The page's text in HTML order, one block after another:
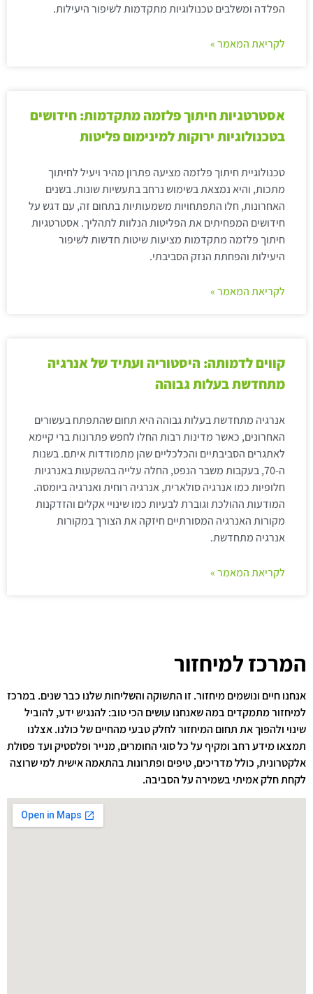
הפלדה ומשלבים טכנולוגיות מתקדמות לשיפור היעילות.
לקריאת המאמר »
אסטרטגיות חיתוך פלזמה מתקדמות: חידושים
בטכנולוגיות ירוקות למינימום פליטות
טכנולוגיית חיתוך פלזמה מציעה פתרון מהיר ויעיל לחיתוך
מתכות, והיא נמצאת בשימוש נרחב בתעשיות שונות. בשנים
האחרונות, חלו התפתחויות משמעותיות בתחום זה, עם דגש על
חידושים המפחיתים את הפליטות הנלוות לתהליך. אסטרטגיות
חיתוך פלזמה מתקדמות מציעות שיטות חדשות לשיפור
היעילות והפחתת הנזק הסביבתי.
לקריאת המאמר »
קווים לדמותה: היסטוריה ועתיד של אנרגיה
מתחדשת בעלות גבוהה
אנרגיה מתחדשת בעלות גבוהה היא תחום שהתפתח בעשורים
האחרונים, כאשר מדינות רבות החלו לחפש פתרונות ברי קיימא
לאתגרים הסביבתיים והכלכליים שהן מתמודדות איתם. בשנות
ה-70, בעקבות משבר הנפט, החלה עלייה בהשקעות באנרגיות
חלופיות כמו אנרגיה סולארית, אנרגיה רוחית ואנרגיה ביומסה.
המודעות ההולכת וגוברת לבעיות כמו שינויי אקלים והזדקנות
מקורות האנרגיה המסורתיים חיזקה את הצורך במקורות
אנרגיה מתחדשת.
לקריאת המאמר »
המרכז למיחזור
אנחנו חיים ונושמים מיחזור. זו התשוקה והשליחות שלנו כבר שנים. במרכז
למיחזור מתמקדים במה שאנחנו עושים הכי טוב: להנגיש ידע, להוביל
שינוי ולהפוך את תחום המיחזור לחלק טבעי מהחיים של כולנו. אצלנו
תמצאו מידע רחב ומקיף על כל סוגי החומרים, מנייר ופלסטיק ועד פסולת
אלקטרונית, כולל מדריכים, טיפים ופתרונות בהתאמה אישית למי שרוצה
לקחת חלק אמיתי בשמירה על הסביבה.